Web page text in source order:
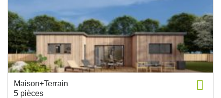
Maison+Terrain
5 pièces